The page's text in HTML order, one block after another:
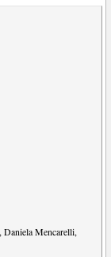
,Daniela Mencarelli,